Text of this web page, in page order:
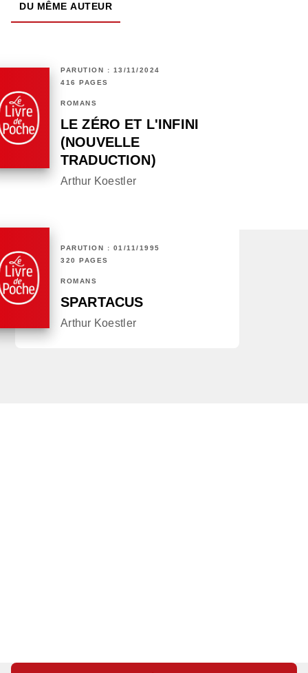
DU MÊME AUTEUR
PARUTION : 13/11/2024
416 PAGES
ROMANS
LE ZÉRO ET L'INFINI
(NOUVELLE
TRADUCTION)
Arthur Koestler
PARUTION : 01/11/1995
320 PAGES
ROMANS
SPARTACUS
Arthur Koestler